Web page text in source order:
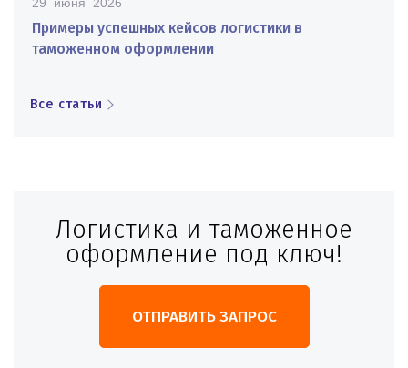
Примеры успешных кейсов логистики в
таможенном оформлении
Все статьи
Логистика и таможенное
оформление под ключ!
ОТПРАВИТЬ ЗАПРОС